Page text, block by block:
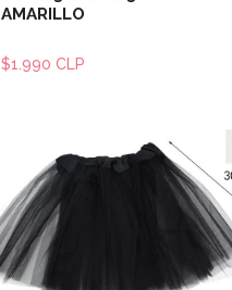
AMARILLO
$1.990 CLP
Ver detalles